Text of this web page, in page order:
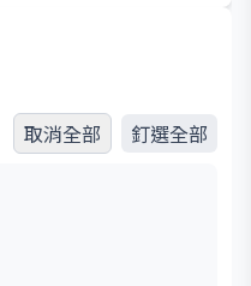
取消全部
釘選全部